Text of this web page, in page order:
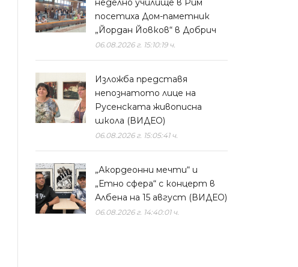
неделно училище в Рим
посетиха Дом-паметник
„Йордан Йовков“ в Добрич
06.08.2026 г. 15:10:19 ч.
Изложба представя
непознатото лице на
Русенската живописна
школа (ВИДЕО)
06.08.2026 г. 15:05:41 ч.
„Акордеонни мечти“ и
„Етно сфера“ с концерт в
Албена на 15 август (ВИДЕО)
06.08.2026 г. 14:40:01 ч.